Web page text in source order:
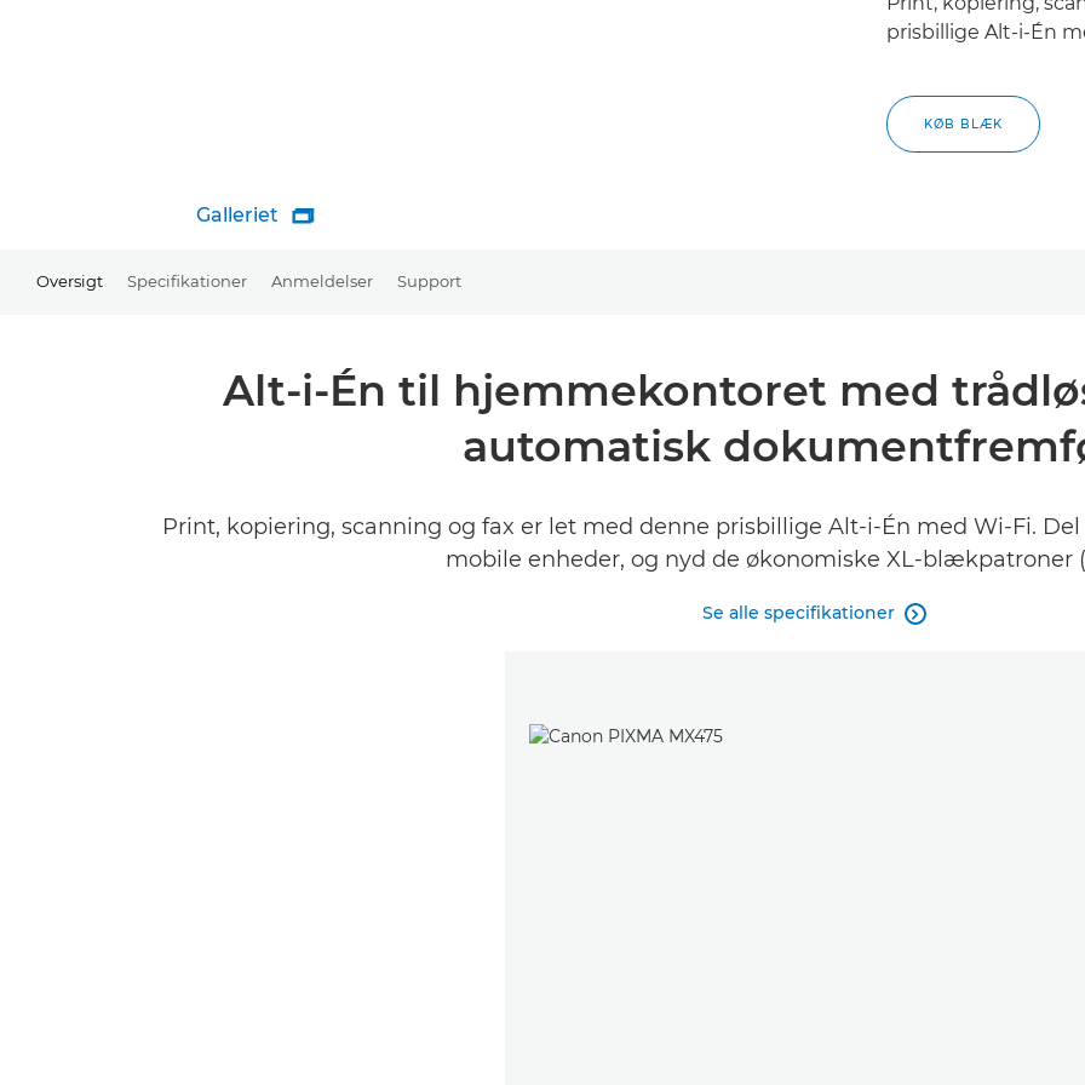
Galleriet 
prisbillige Alt-i-Én
KØB BLÆK
Oversigt Specifikationer Anmeldelser Support
Alt-i-Én til hjemmekontoret med
automatisk
Print, kopiering, scanning og fax er let med denne prisbillige Alt-i-Én med Wi-Fi.
mobile enheder, og nyd de økonomiske XL-blækpatroner
Se alle specifikationer 